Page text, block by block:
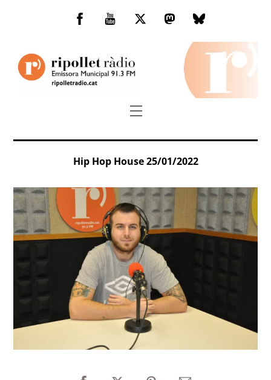
Facebook
You
TwitterMastodonBluesky
Menu
Hip Hop House 25/01/2022